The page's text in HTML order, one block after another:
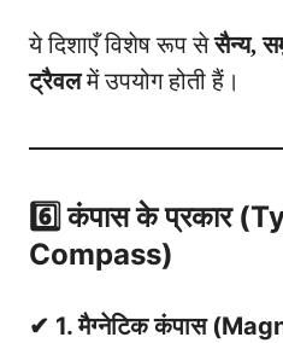
ये दिशाएँ विशेष रूप सेसैन्य,
ट्रैवलमें उपयोग होती हैं।
6️⃣ कंपास के प्रकार
Compass)
✔ 1. मैग्नेटिक कंपास